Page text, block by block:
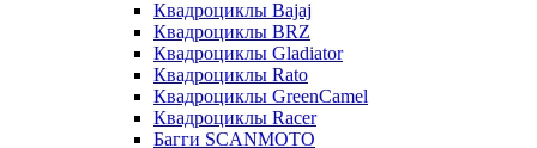
Квадроциклы Bajaj
Квадроциклы BRZ
Квадроциклы Gladiator
Квадроциклы Rato
Квадроциклы GreenCamel
Квадроциклы Racer
Багги SCANMOTO